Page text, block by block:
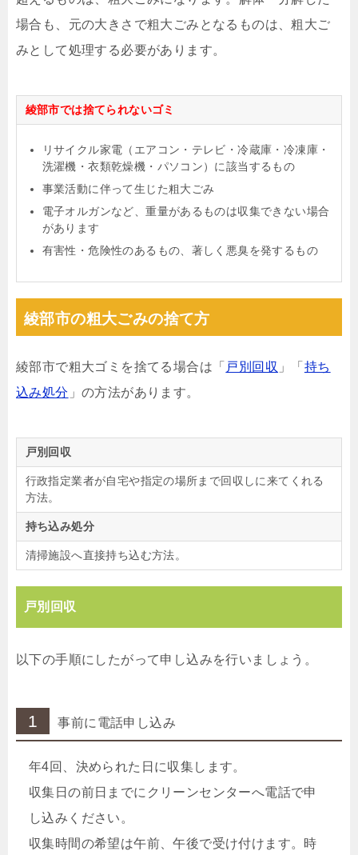
場合も、元の大きさで粗大ごみとなるものは、粗大ご
みとして処理する必要があります。
綾部市では捨てられないゴミ
リサイクル家電（エアコン・テレビ・冷蔵庫・冷凍庫・
洗濯機・衣類乾燥機・パソコン）に該当するもの
事業活動に伴って生じた粗大ごみ
電子オルガンなど、重量があるものは収集できない場合
があります
有害性・危険性のあるもの、著しく悪臭を発するもの
綾部市の粗大ごみの捨て方
綾部市で粗大ゴミを捨てる場合は「 戸別回収 」「 持ち
込み処分 」の方法があります。
戸別回収
行政指定業者が自宅や指定の場所まで回収しに来てくれる
方法。
持ち込み処分
清掃施設へ直接持ち込む方法。
戸別回収
以下の手順にしたがって申し込みを行いましょう。
1 事前に電話申し込み
年4回、決められた日に収集します。
収集日の前日までにクリーンセンターへ電話で申
し込みください。
収集時間の希望は午前、午後で受け付けます。時